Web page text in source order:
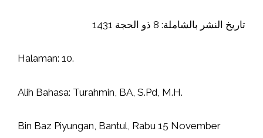
تاريخ النشر بالشاملة: 8 ذو الحجة 1431
Halaman: 10.
Alih Bahasa: Turahmin, BA, S.Pd, M.H.
Bin Baz Piyungan, Bantul, Rabu 15 November